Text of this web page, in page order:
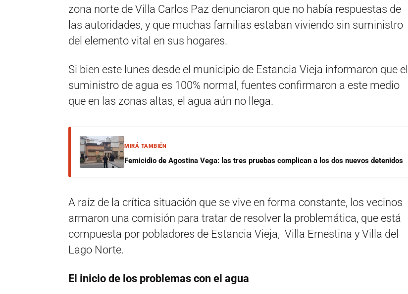
zona norte de Villa Carlos Paz denunciaron que no había respuestas de
las autoridades, y que muchas familias estaban viviendo sin suministro
del elemento vital en sus hogares.
Si bien este lunes desde el municipio de Estancia Vieja informaron que el
suministro de agua es 100% normal, fuentes confirmaron a este medio
que en las zonas altas, el agua aún no llega.
MIRÁ TAMBIÉN
Femicidio de Agostina Vega: las tres pruebas complican a los dos nuevos detenidos
A raíz de la crítica situación que se vive en forma constante, los vecinos
armaron una comisión para tratar de resolver la problemática, que está
compuesta por pobladores de Estancia Vieja, Villa Ernestina y Villa del
Lago Norte.
El inicio de los problemas con el agua